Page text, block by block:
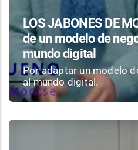
LOS JABONES DE
de un modelo de
mundo digital
Por adaptar un modelo
al mundo digital.